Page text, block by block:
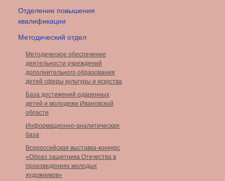
Отделение повышения
квалификации
Методический отдел
Методическое обеспечение
деятельности учреждений
дополнительного образования
детей сферы культуры и искуства
База достижений одаренных
детей и молодежи Ивановской
области
Информационно-аналитическая
база
Всероссийская выставка-конкурс
«Образ защитника Отечества в
произведениях молодых
художников»